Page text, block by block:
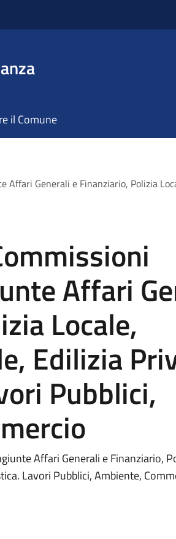
il Comune
Affari Generali e Finanziario, Polizia
Affari
Locale,
Edilizia
Pubblici,
Affari Generali e Finanziario,
Lavori Pubblici, Ambiente,